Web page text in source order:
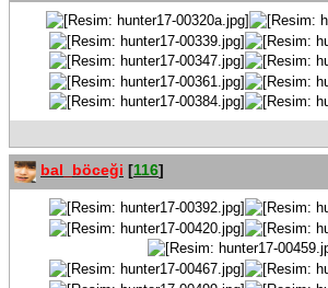
bal_böceği [116]